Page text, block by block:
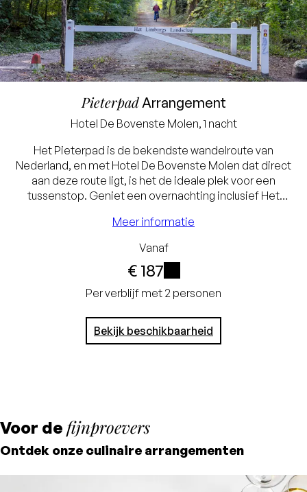
PieterpadArrangement
Hotel De Bovenste Molen, 1 nacht
Het Pieterpad is de bekendste wandelroute van
Nederland, en met Hotel De Bovenste Molen dat direct
aan deze route ligt, is het de ideale plek voor een
tussenstop. Geniet een overnachting inclusief Het
Venlo te verkennen? Maak in de avond gebruik van een
gratis fiets, indien beschikbaar!
Meer informatie
Vanaf
€ 187
i
Laagste prijsgarantie
Exclusief
toeristenbelasting
(€ 3,75)
Gratis annuleren tot 24
uur voor aankomst
je betaalt in het hotel
Per verblijf met 2 personen
Bekijk beschikbaarheid
Voor de fijnproevers
Ontdek onze culinaire arrangementen